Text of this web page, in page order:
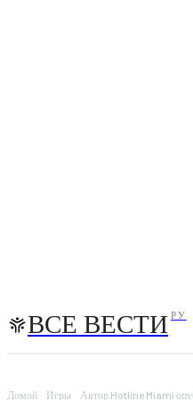
ВСЕ ВЕСТИ РУ
Домой Игры Автор Hotline Miami